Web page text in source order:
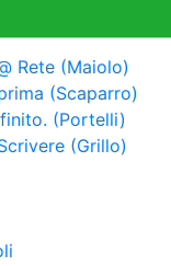
Rete (Maiolo)
(Scaparro)
(Portelli)
(Grillo)